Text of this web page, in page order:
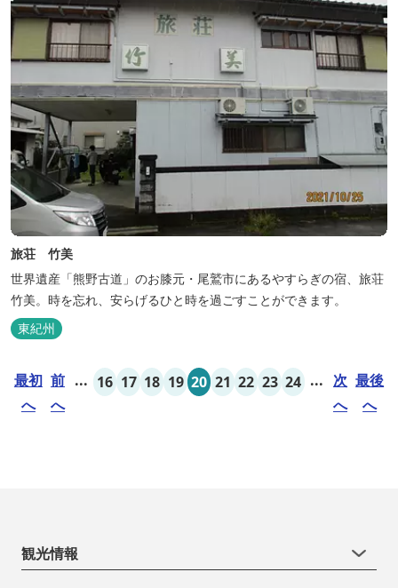
旅荘 竹美
世界遺産「熊野古道」のお膝元・尾鷲市にあるやすらぎの宿、旅荘
竹美。時を忘れ、安らげるひと時を過ごすことができます。
東紀州
最初
へ
前
へ
... 16 17 18 19 20 21 22 23 24 ... 次
へ
最後
へ
観光情報